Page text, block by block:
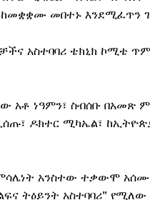
መበተኑ እንደሚፈጥን
አስተባባሪ ቴክኒክ ኮሚቴ
አቶ ነዓምን፣ ስብሰቡ በአመጽ
ዶክተር ሚካኤል፣
አንስተው ተቃውሞ
ትዕይንት አስተባባሪ” የሚለው